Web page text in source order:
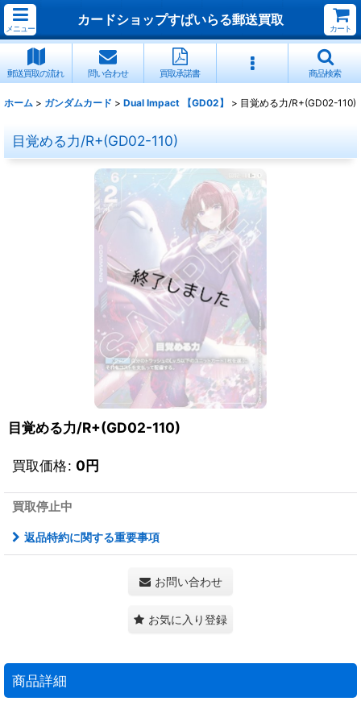
メニュー
カードショップすぱいらる郵送買取
カート
郵送買取の流れ 問い合わせ 買取承諾書 商品検索
ホーム > ガンダムカード > Dual Impact 【GD02】 > 目覚める力/R+(GD02-110)
目覚める力/R+(GD02-110)
目覚める力/R+(GD02-110)
買取価格: 0円
買取停止中
返品特約に関する重要事項
お問い合わせ
お気に入り登録
商品詳細